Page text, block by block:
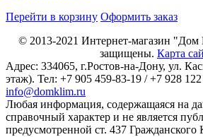
Перейти в корзину Оформить заказ
© 2013-2021 Интернет-магазин "Дом
защищены. Карта
Адрес: 334065, г.Ростов-на-Дону, ул.
этаж). Тел: +7 905 459-83-19 / +7 928
info@domklim.ru
Любая информация, содержащаяся на
справочный характер и не является
предусмотренной ст. 437 Гражданского